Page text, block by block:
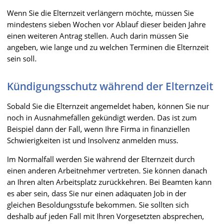
Wenn Sie die Elternzeit verlängern möchte, müssen Sie
mindestens sieben Wochen vor Ablauf dieser beiden Jahre
einen weiteren Antrag stellen. Auch darin müssen Sie
angeben, wie lange und zu welchen Terminen die Elternzeit
sein soll.
Kündigungsschutz während der Elternzeit
Sobald Sie die Elternzeit angemeldet haben, können Sie nur
noch in Ausnahmefällen gekündigt werden. Das ist zum
Beispiel dann der Fall, wenn Ihre Firma in finanziellen
Schwierigkeiten ist und Insolvenz anmelden muss.
Im Normalfall werden Sie während der Elternzeit durch
einen anderen Arbeitnehmer vertreten. Sie können danach
an Ihren alten Arbeitsplatz zurückkehren. Bei Beamten kann
es aber sein, dass Sie nur einen adäquaten Job in der
gleichen Besoldungsstufe bekommen. Sie sollten sich
deshalb auf jeden Fall mit Ihren Vorgesetzten absprechen,